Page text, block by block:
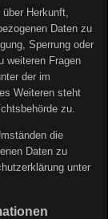
Herkunft,
Daten zu
Sperrung oder
weiteren Fragen
der im
Weiteren steht
zu.
die
Daten zu
unter